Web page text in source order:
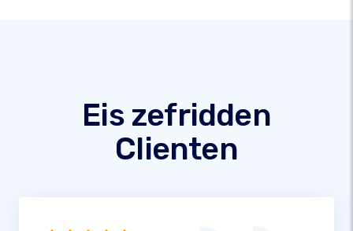
Eis zefridden
Clienten